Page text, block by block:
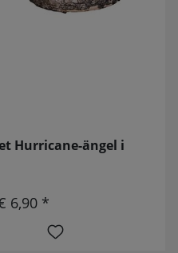
Hurricane-ängel i
6,90 *